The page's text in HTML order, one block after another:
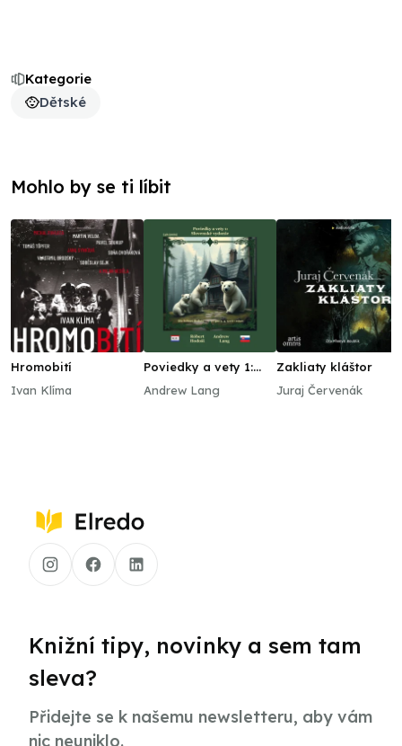
Kategorie
Dětské
Mohlo by se ti líbit
Hromobití
Ivan Klíma
Poviedky a vety 1:
Andrew Lang
Zakliaty kláštor
Juraj Červenák
Knižní tipy, novinky a sem tam
sleva?
Přidejte se k našemu newsletteru, aby vám
nic neuniklo.